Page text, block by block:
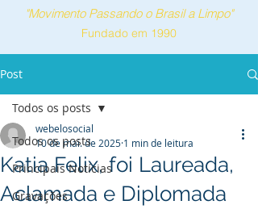
"Movimento Passando o Brasil a Limpo"
Fundado em 1990
Post
Todos os posts
Principais Notícias
Gravações
Todos os posts
Katia Felix, foi Laureada,
Aclamada e Diplomada
webelosocial
10 de mai. de 2025 1 min de leitura